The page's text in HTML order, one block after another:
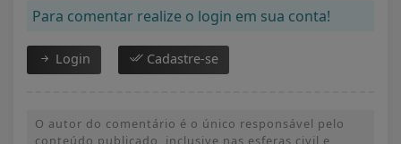
Para comentar realize o login em sua conta!
Login Cadastre-se
O autor do comentário é o único responsável pelo